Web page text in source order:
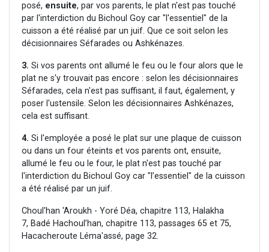
posé, ensuite, par vos parents, le plat n'est pas touché
par l'interdiction du Bichoul Goy car "l'essentiel" de la
cuisson a été réalisé par un juif. Que ce soit selon les
décisionnaires Séfarades ou Ashkénazes.
3. Si vos parents ont allumé le feu ou le four alors que le
plat ne s'y trouvait pas encore : selon les décisionnaires
Séfarades, cela n'est pas suffisant, il faut, également, y
poser l'ustensile. Selon les décisionnaires Ashkénazes,
cela est suffisant.
4. Si l'employée a posé le plat sur une plaque de cuisson
ou dans un four éteints et vos parents ont, ensuite,
allumé le feu ou le four, le plat n'est pas touché par
l'interdiction du Bichoul Goy car "l’essentiel" de la cuisson
a été réalisé par un juif.
Choul'han 'Aroukh - Yoré Déa, chapitre 113, Halakha
7, Badé Hachoul’han, chapitre 113, passages 65 et 75,
Hacacheroute Léma'assé, page 32.